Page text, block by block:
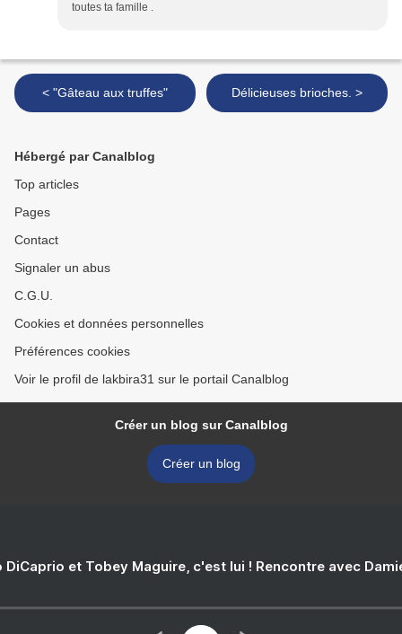
toutes ta famille .
< "Gâteau aux truffes" Délicieuses brioches. >
Hébergé par Canalblog
Top articles
Pages
Contact
Signaler un abus
C.G.U.
Cookies et données personnelles
Préférences cookies
Voir le profil de lakbira31 sur le portail Canalblog
Créer un blog sur Canalblog
Créer un blog
DiCaprio et Tobey Maguire, c'est lui ! Rencontre avec